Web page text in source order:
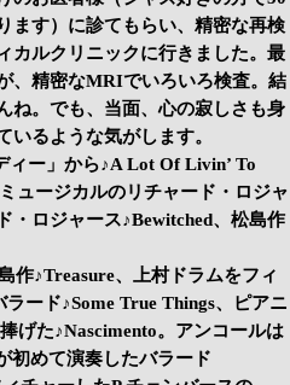
ます）に診てもらい、精密な再検
カルクリニックに行きました。最
、精密なMRIでいろいろ検査。結
ね。でも、当面、心の寂しさも身
るような気がします。
ー」から♪A Lot Of Livin’ To
ュージカルのリチャード・ロジャ
・ロジャース♪Bewitched、松島作
作♪Treasure、上村ドラムをフィ
ード♪Some True Things、ピアニ
げた♪Nascimento。アンコールは
初めて演奏したバラード